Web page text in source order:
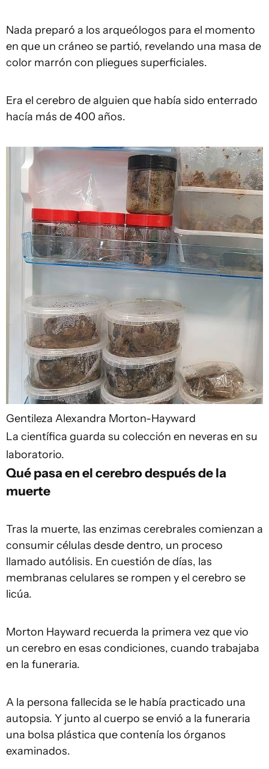
Nada preparó a los arqueólogos para el momento
en que un cráneo se partió, revelando una masa de
color marrón con pliegues superficiales.
Era el cerebro de alguien que había sido enterrado
hacía más de 400 años.
Gentileza Alexandra Morton-Hayward
La científica guarda su colección en neveras en su
laboratorio.
Qué pasa en el cerebro después de la
muerte
Tras la muerte, las enzimas cerebrales comienzan a
consumir células desde dentro, un proceso
llamado autólisis. En cuestión de días, las
membranas celulares se rompen y el cerebro se
licúa.
Morton Hayward recuerda la primera vez que vio
un cerebro en esas condiciones, cuando trabajaba
en la funeraria.
A la persona fallecida se le había practicado una
autopsia. Y junto al cuerpo se envió a la funeraria
una bolsa plástica que contenía los órganos
examinados.